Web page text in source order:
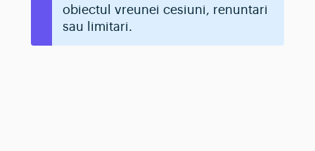
obiectul vreunei cesiuni, renuntari
sau limitari.